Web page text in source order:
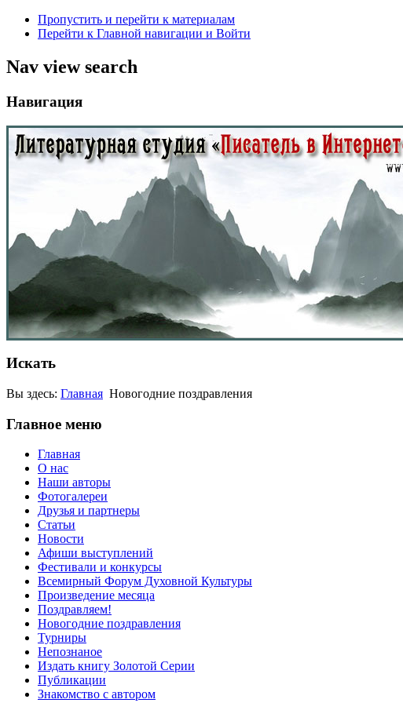
Пропустить и перейти к материалам
Перейти к Главной навигации и Войти
Nav view search
Навигация
Искать
Вы здесь: Главная Новогодние поздравления
Главное меню
Главная
О нас
Наши авторы
Фотогалереи
Друзья и партнеры
Статьи
Новости
Афиши выступлений
Фестивали и конкурсы
Всемирный Форум Духовной Культуры
Произведение месяца
Поздравляем!
Новогодние поздравления
Турниры
Непознаное
Издать книгу Золотой Серии
Публикации
Знакомство с автором